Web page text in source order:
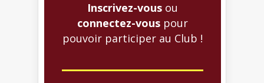
Inscrivez-vous ou
connectez-vous pour
pouvoir participer au Club !